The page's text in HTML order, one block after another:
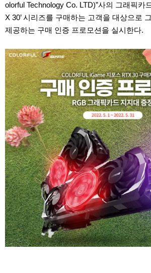
olorful Technology Co. LTD)”사의 그래픽카
X 30’ 시리즈를 구매하는 고객을 대상으로
제공하는 구매 인증 프로모션을 실시한다.